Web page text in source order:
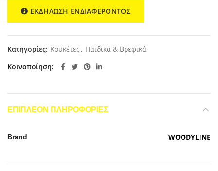
ΕΚΔΗΛΩΣΗ ΕΝΔΙΑΦΕΡΟΝΤΟΣ
Κατηγορίες: Κουκέτες , Παιδικά & Βρεφικά
Κοινοποίηση
ΕΠΙΠΛΈΟΝ ΠΛΗΡΟΦΟΡΊΕΣ
Brand WOODYLINE